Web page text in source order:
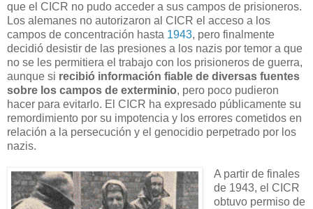
que el CICR no pudo acceder a sus campos de prisioneros.
Los alemanes no autorizaron al CICR el acceso a los
campos de concentración hasta 1943, pero finalmente
decidió desistir de las presiones a los nazis por temor a que
no se les permitiera el trabajo con los prisioneros de guerra,
aunque si recibió información fiable de diversas fuentes
sobre los campos de exterminio, pero poco pudieron
hacer para evitarlo. El CICR ha expresado públicamente su
remordimiento por su impotencia y los errores cometidos en
relación a la persecución y el genocidio perpetrado por los
nazis.
A partir de finales
de 1943, el CICR
obtuvo permiso de